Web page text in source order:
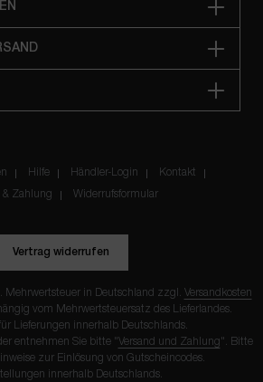
Hilfe Händler-Login Kontakt
& Zahlung Widerrufsformular
Vertrag widerrufen
Mehrwertsteuer in Deutschland zzgl. Versandkosten
vom Mehrwertsteuersatz des Lieferlandes.
Lieferungen innerhalb Deutschlands.
entnehmen Sie bitte "Versand und Zahlung ". Bitte
zur Einlösung von Gutscheincodes.
innerhalb Deutschlands.